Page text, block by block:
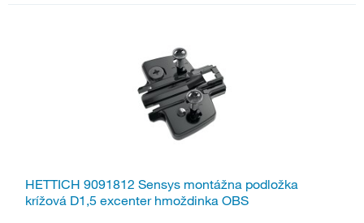
HETTICH 9091812 Sensys montážna podložka
krížová D1,5 excenter hmoždinka OBS